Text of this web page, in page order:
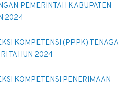
PEMERINTAH KABUPATEN
2024
KOMPETENSI (PPPK) TENAGA
TAHUN 2024
KOMPETENSI PENERIMAAN